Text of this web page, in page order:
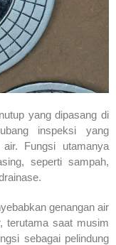
yang dipasang di
inspeksi yang
Fungsi utamanya
seperti sampah,
genangan air
terutama saat musim
sebagai pelindung